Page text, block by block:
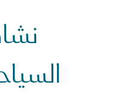
نشاط النقل السياحي البحري